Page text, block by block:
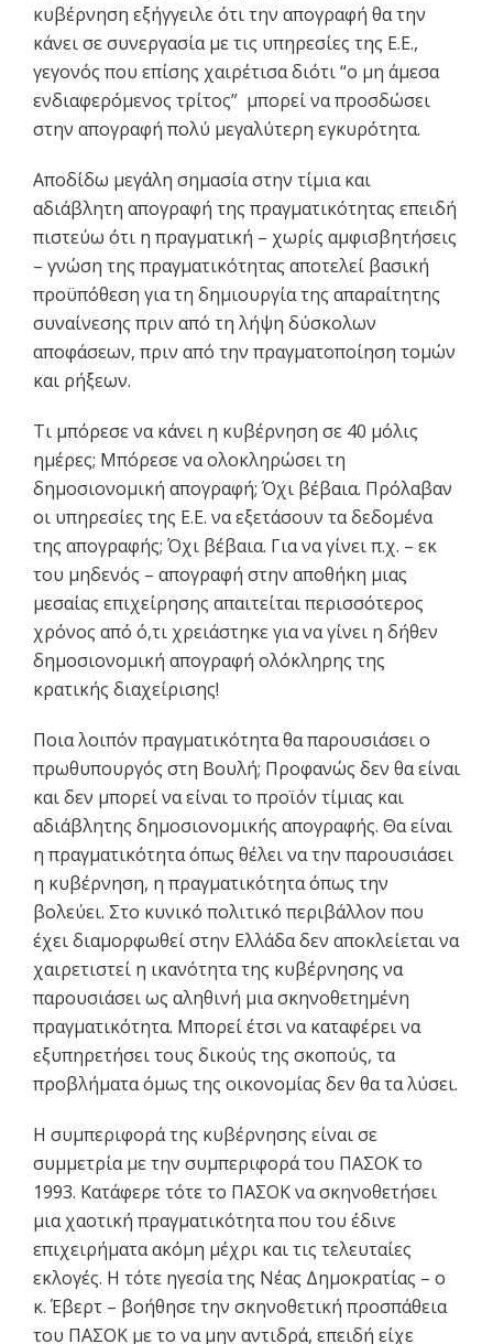
κυβέρνηση εξήγγειλε ότι την απογραφή θα την
κάνει σε συνεργασία με τις υπηρεσίες της Ε.Ε.,
γεγονός που επίσης χαιρέτισα διότι “ο μη άμεσα
ενδιαφερόμενος τρίτος” μπορεί να προσδώσει
στην απογραφή πολύ μεγαλύτερη εγκυρότητα.
Αποδίδω μεγάλη σημασία στην τίμια και
αδιάβλητη απογραφή της πραγματικότητας επειδή
πιστεύω ότι η πραγματική – χωρίς αμφισβητήσεις
– γνώση της πραγματικότητας αποτελεί βασική
προϋπόθεση για τη δημιουργία της απαραίτητης
συναίνεσης πριν από τη λήψη δύσκολων
αποφάσεων, πριν από την πραγματοποίηση τομών
και ρήξεων.
Τι μπόρεσε να κάνει η κυβέρνηση σε 40 μόλις
ημέρες; Μπόρεσε να ολοκληρώσει τη
δημοσιονομική απογραφή; Όχι βέβαια. Πρόλαβαν
οι υπηρεσίες της Ε.Ε. να εξετάσουν τα δεδομένα
της απογραφής; Όχι βέβαια. Για να γίνει π.χ. – εκ
του μηδενός – απογραφή στην αποθήκη μιας
μεσαίας επιχείρησης απαιτείται περισσότερος
χρόνος από ό,τι χρειάστηκε για να γίνει η δήθεν
δημοσιονομική απογραφή ολόκληρης της
κρατικής διαχείρισης!
Ποια λοιπόν πραγματικότητα θα παρουσιάσει ο
πρωθυπουργός στη Βουλή; Προφανώς δεν θα είναι
και δεν μπορεί να είναι το προϊόν τίμιας και
αδιάβλητης δημοσιονομικής απογραφής. Θα είναι
η πραγματικότητα όπως θέλει να την παρουσιάσει
η κυβέρνηση, η πραγματικότητα όπως την
βολεύει. Στο κυνικό πολιτικό περιβάλλον που
έχει διαμορφωθεί στην Ελλάδα δεν αποκλείεται να
χαιρετιστεί η ικανότητα της κυβέρνησης να
παρουσιάσει ως αληθινή μια σκηνοθετημένη
πραγματικότητα. Μπορεί έτσι να καταφέρει να
εξυπηρετήσει τους δικούς της σκοπούς, τα
προβλήματα όμως της οικονομίας δεν θα τα λύσει.
Η συμπεριφορά της κυβέρνησης είναι σε
συμμετρία με την συμπεριφορά του ΠΑΣΟΚ το
1993. Κατάφερε τότε το ΠΑΣΟΚ να σκηνοθετήσει
μια χαοτική πραγματικότητα που του έδινε
επιχειρήματα ακόμη μέχρι και τις τελευταίες
εκλογές. Η τότε ηγεσία της Νέας Δημοκρατίας – ο
κ. Έβερτ – βοήθησε την σκηνοθετική προσπάθεια
του ΠΑΣΟΚ με το να μην αντιδρά, επειδή είχε